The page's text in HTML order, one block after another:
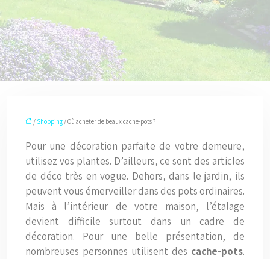
/ Shopping / Où acheter de beaux cache-pots ?
Pour une décoration parfaite de votre demeure,
utilisez vos plantes. D’ailleurs, ce sont des articles
de déco très en vogue. Dehors, dans le jardin, ils
peuvent vous émerveiller dans des pots ordinaires.
Mais à l’intérieur de votre maison, l’étalage
devient difficile surtout dans un cadre de
décoration. Pour une belle présentation, de
nombreuses personnes utilisent des cache-pots.